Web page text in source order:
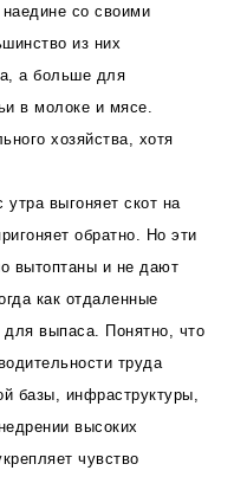
со своими
из них
а больше для
в молоке и мясе.
хозяйства, хотя
выгоняет скот на
обратно. Но эти
вытоптаны и не дают
как отдаленные
выпаса. Понятно, что
труда
базы, инфраструктуры,
высоких
чувство